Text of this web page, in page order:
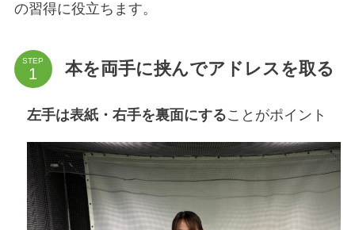
の習得に役立ちます。
STEP 本を両手に挟んでアドレスを取る
左手は表紙・右手を裏面にすることがポイント